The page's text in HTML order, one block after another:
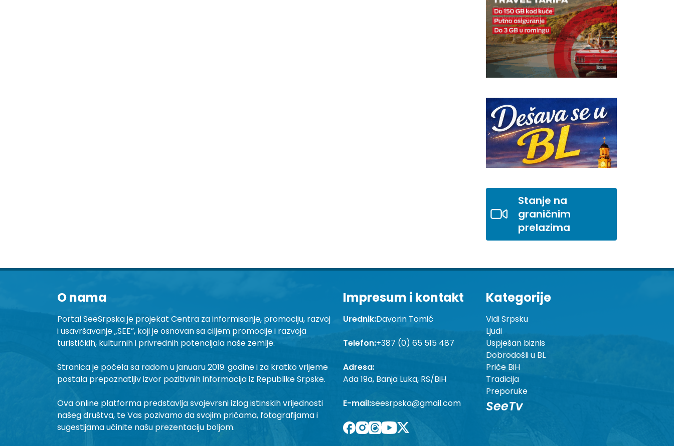
Stanje na
graničnim
prelazima
O nama
Portal SeeSrpska je projekat Centra za informisanje, promociju, razvoj
i usavršavanje „SEE”, koji je osnovan sa ciljem promocije i razvoja
turističkih, kulturnih i privrednih potencijala naše zemlje.
Stranica je počela sa radom u januaru 2019. godine i za kratko vrijeme
postala prepoznatljiv izvor pozitivnih informacija iz Republike Srpske.
Ova online platforma predstavlja svojevrsni izlog istinskih vrijednosti
našeg društva, te Vas pozivamo da svojim pričama, fotografijama i
sugestijama učinite našu prezentaciju boljom.
Impresum i kontakt
Urednik:Davorin Tomić
Telefon:+387 (0) 65 515 487
Adresa:
Ada 19a, Banja Luka, RS/BiH
E-mail:seesrpska@gmail.com
Kategorije
Vidi Srpsku
Ljudi
Uspješan biznis
Dobrodošli u BL
Priče BiH
Tradicija
Preporuke
SeeTv